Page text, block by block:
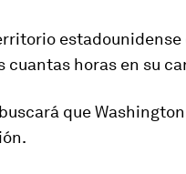
estadounidense
cuantas horas en su
que